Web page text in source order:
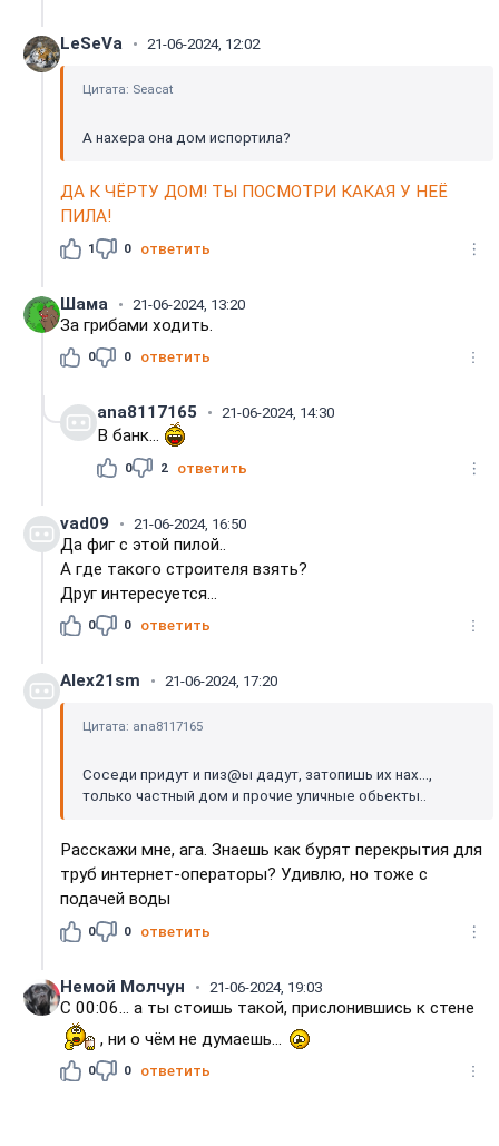
LeSeVa 21-06-2024, 12:02
Цитата: Seacat
А нахера она дом испортила?
ДА К ЧЁРТУ ДОМ! ТЫ ПОСМОТРИ КАКАЯ У НЕЁ
ПИЛА!
1 0 ответить
Шама 21-06-2024, 13:20
За грибами ходить.
0 0 ответить
ana8117165 21-06-2024, 14:30
В банк...
0 2 ответить
vad09 21-06-2024, 16:50
Да фиг с этой пилой..
А где такого строителя взять?
Друг интересуется...
0 0 ответить
Alex21sm 21-06-2024, 17:20
Цитата: ana8117165
Соседи придут и пиз@ы дадут, затопишь их нах...,
только частный дом и прочие уличные обьекты..
Расскажи мне, ага. Знаешь как бурят перекрытия для
труб интернет-операторы? Удивлю, но тоже с
подачей воды
0 0 ответить
Немой Молчун 21-06-2024, 19:03
С 00:06... а ты стоишь такой, прислонившись к стене
, ни о чём не думаешь...
0 0 ответить